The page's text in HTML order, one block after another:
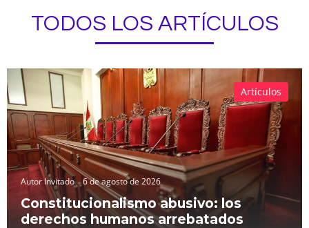
TODOS LOS ARTÍCULOS
Autor Invitado 6 de agosto de 2026
Constitucionalismo abusivo: los
derechos humanos arrebatados
Artículos